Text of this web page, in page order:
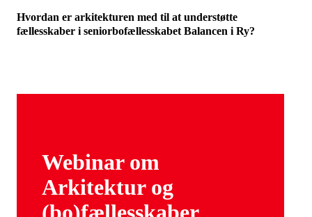
Hvordan er arkitekturen med til at understøtte
fællesskaber i seniorbofællesskabet Balancen i Ry?
Webinar om
Arkitektur og